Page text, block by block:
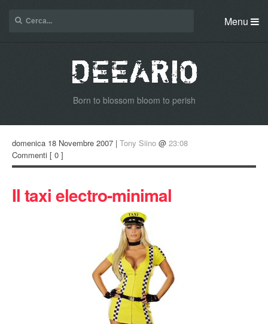
Menu
Born to blossom bloom to perish
domenica 18 Novembre 2007 | Tony Siino @ 23:08
Commenti [ 0 ]
Il taxi electro-minimal